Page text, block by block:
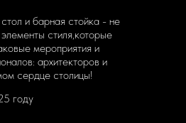
году
и барная стойка - не
стиля,которые
мероприятия и
архитекторов и
сердце столицы!